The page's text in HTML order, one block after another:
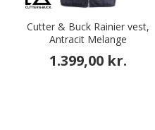
Cutter & Buck Rainier vest,
Antracit Melange
1.399,00 kr.